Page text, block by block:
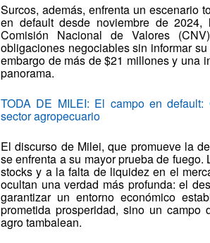
Surcos, además, enfrenta un escenario
en default desde noviembre de
Comisión Nacional de Valores
obligaciones negociables sin informar
embargo de más de $21 millones y una
panorama.
TODA DE MILEI: El campo en
sector agropecuario
El discurso de Milei, que promueve la
se enfrenta a su mayor prueba de
stocks y a la falta de liquidez en el
ocultan una verdad más profunda: el
garantizar un entorno económico
prometida prosperidad, sino un
agro tambalean.